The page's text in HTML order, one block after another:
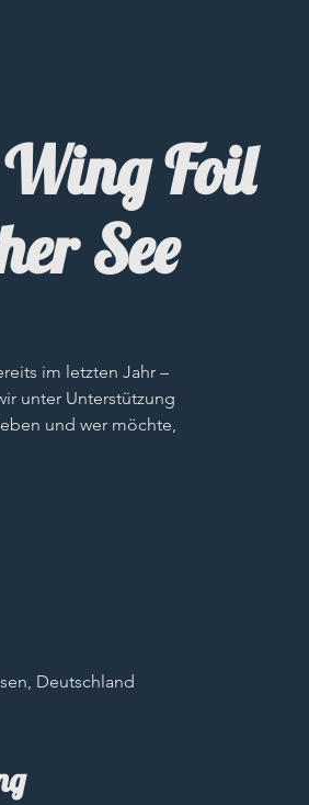
Foil
See
im letzten Jahr –
unter Unterstützung
und wer möchte,
Deutschland